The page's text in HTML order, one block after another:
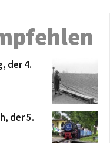
der 4.
der 5.